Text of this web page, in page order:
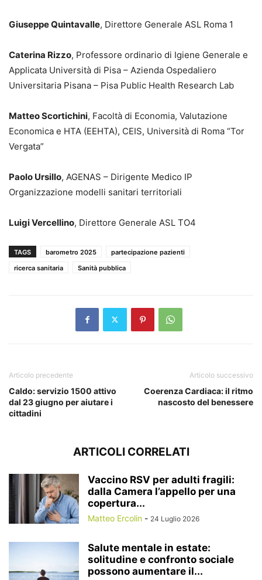
Giuseppe Quintavalle, Direttore Generale ASL Roma 1
Caterina Rizzo, Professore ordinario di Igiene Generale e
Applicata Università di Pisa – Azienda Ospedaliero
Universitaria Pisana – Pisa Public Health Research Lab
Matteo Scortichini, Facoltà di Economia, Valutazione
Economica e HTA (EEHTA), CEIS, Università di Roma “Tor
Vergata”
Paolo Ursillo, AGENAS – Dirigente Medico IP
Organizzazione modelli sanitari territoriali
Luigi Vercellino, Direttore Generale ASL TO4
TAGS barometro 2025
partecipazione pazienti
ricerca sanitaria
Sanità pubblica
Articolo precedente
Caldo: servizio 1500 attivo
dal 23 giugno per aiutare i
cittadini
Articolo successivo
Coerenza Cardiaca: il ritmo
nascosto del benessere
ARTICOLI CORRELATI
Vaccino RSV per adulti fragili:
dalla Camera l’appello per una
copertura...
Matteo Ercolin - 24 Luglio 2026
Salute mentale in estate:
solitudine e confronto sociale
possono aumentare il...